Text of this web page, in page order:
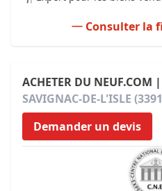
Consulter la
ACHETER DU NEUF.COM |
SAVIGNAC-DE-L'ISLE
Demander un devis